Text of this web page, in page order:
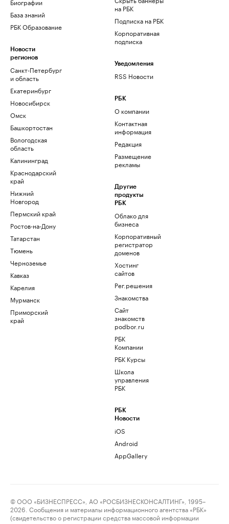
База знаний
РБК Образование
Новости
регионов
Санкт-Петербург
и область
Екатеринбург
Новосибирск
Омск
Башкортостан
Вологодская
область
Калининград
Краснодарский
край
Нижний
Новгород
Пермский край
Ростов-на-Дону
Татарстан
Тюмень
Черноземье
Кавказ
Карелия
Мурманск
Приморский
край
на РБК
Подписка на РБК
Корпоративная
подписка
Уведомления
RSS Новости
РБК
О компании
Контактная
информация
Редакция
Размещение
рекламы
Другие
продукты
РБК
Облако для
бизнеса
Корпоративный
регистратор
доменов
Хостинг
сайтов
Рег.решения
Знакомства
Сайт
знакомств
podbor.ru
РБК
Компании
РБК Курсы
Школа
управления
РБК
РБК
Новости
iOS
Android
AppGallery
© ООО «БИЗНЕСПРЕСС», АО «РОСБИЗНЕСКОНСАЛТИНГ», 1995–
2026. Сообщения и материалы информационного агентства «РБК»
(свидетельство о регистрации средства массовой информации